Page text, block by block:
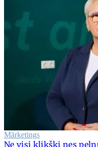
Mārketings
Ne visi klikšķi nes